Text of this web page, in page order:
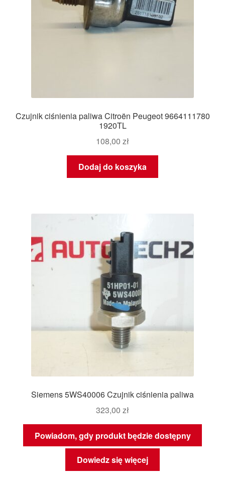
Czujnik ciśnienia paliwa Citroën Peugeot 9664111780
1920TL
108,00 zł
Dodaj do koszyka
Siemens 5WS40006 Czujnik ciśnienia paliwa
323,00 zł
Powiadom, gdy produkt będzie dostępny
Dowiedz się więcej